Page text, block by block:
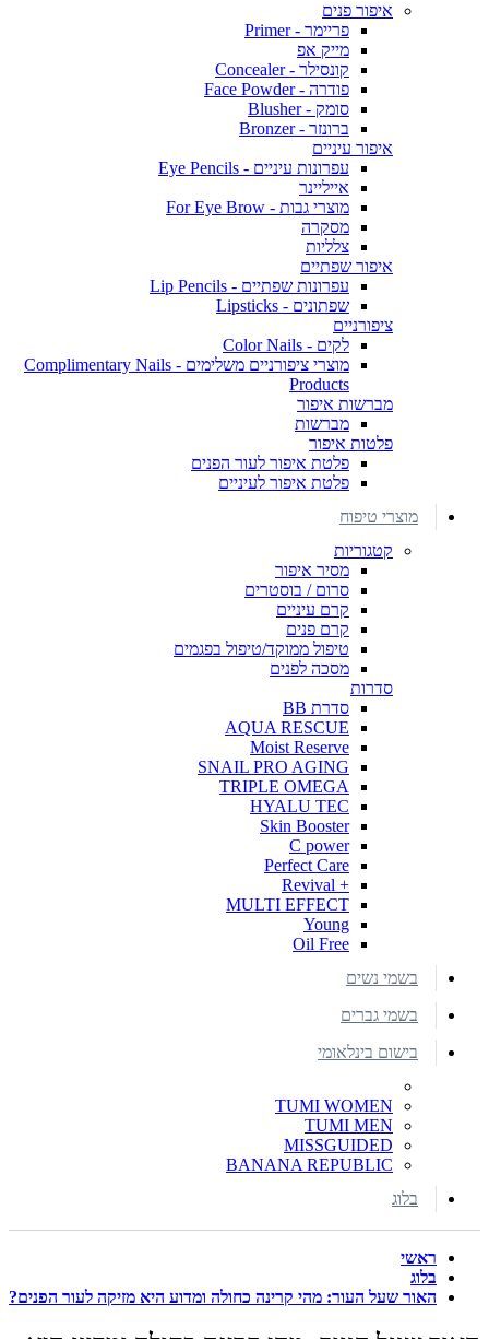
איפור פנים
פריימר - Primer
מייק אפ
קונסילר - Concealer
פודרה - Face Powder
סומק - Blusher
ברונזר - Bronzer
איפור עיניים
עפרונות עיניים - Eye Pencils
אייליינר
מוצרי גבות - For Eye Brow
מסקרה
צלליות
איפור שפתיים
עפרונות שפתיים - Lip Pencils
שפתונים - Lipsticks
ציפורניים
לקים - Color Nails
מוצרי ציפורניים משלימים - Complimentary Nails
Products
מברשות איפור
מברשות
פלטות איפור
פלטת איפור לעור הפנים
פלטת איפור לעיניים
מוצרי טיפוח
קטגוריות
מסיר איפור
סרום / בוסטרים
קרם עיניים
קרם פנים
טיפול ממוקד/טיפול בפגמים
מסכה לפנים
סדרות
סדרת BB
AQUA RESCUE
Moist Reserve
SNAIL PRO AGING
TRIPLE OMEGA
HYALU TEC
Skin Booster
C power
Perfect Care
+ Revival
MULTI EFFECT
Young
Oil Free
בשמי נשים
בשמי גברים
בישום בינלאומי
TUMI WOMEN
TUMI MEN
MISSGUIDED
BANANA REPUBLIC
בלוג
ראשי
בלוג
האור שעל העור: מהי קרינה כחולה ומדוע היא מזיקה לעור הפנים?